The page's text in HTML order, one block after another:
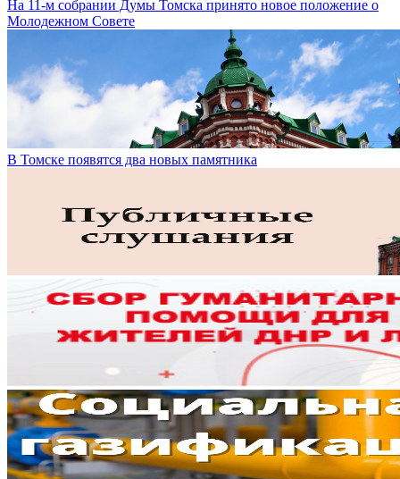
На 11-м собрании Думы Томска принято новое положение о
Молодежном Совете
В Томске появятся два новых памятника